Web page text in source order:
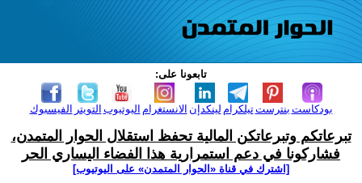
تابعونا على:
الفيسبوك التويتر اليوتيوب الانستغرام لينكدإن تيلكرامبنترست بودكاست
تبرعاتكم وتبرعاتكن المالية تحفظ استقلال الحوار المتمدن،
فشاركونا في دعم استمرارية هذا الفضاء اليساري الحر
[اشترك في قناة ‫«الحوار المتمدن» على اليوتيوب]